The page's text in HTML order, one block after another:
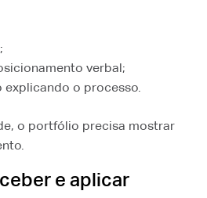
verbal;
o processo.
o portfólio precisa mostrar
e aplicar